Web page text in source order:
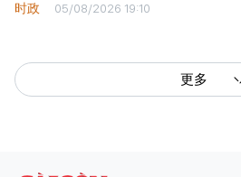
时政 05/08/2026 19:10
更多